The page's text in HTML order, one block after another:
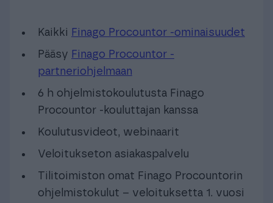
Kaikki Finago Procountor -ominaisuudet
Pääsy Finago Procountor -
partneriohjelmaan
6 h ohjelmistokoulutusta Finago
Procountor -kouluttajan kanssa
Koulutusvideot, webinaarit
Veloitukseton asiakaspalvelu
Tilitoimiston omat Finago Procountorin
ohjelmistokulut – veloituksetta 1. vuosi